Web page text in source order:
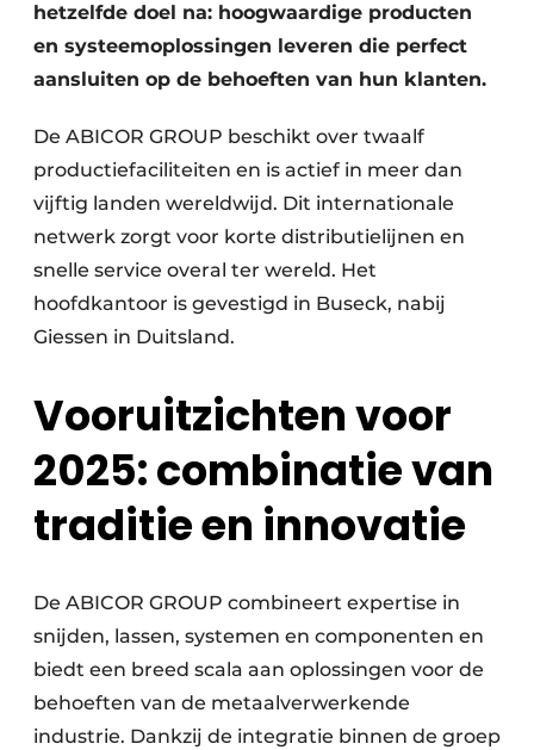
hetzelfde doel na: hoogwaardige producten
en systeemoplossingen leveren die perfect
aansluiten op de behoeften van hun klanten.
De ABICOR GROUP beschikt over twaalf
productiefaciliteiten en is actief in meer dan
vijftig landen wereldwijd. Dit internationale
netwerk zorgt voor korte distributielijnen en
snelle service overal ter wereld. Het
hoofdkantoor is gevestigd in Buseck, nabij
Giessen in Duitsland.
Vooruitzichten voor
2025: combinatie van
traditie en innovatie
De ABICOR GROUP combineert expertise in
snijden, lassen, systemen en componenten en
biedt een breed scala aan oplossingen voor de
behoeften van de metaalverwerkende
industrie. Dankzij de integratie binnen de groep